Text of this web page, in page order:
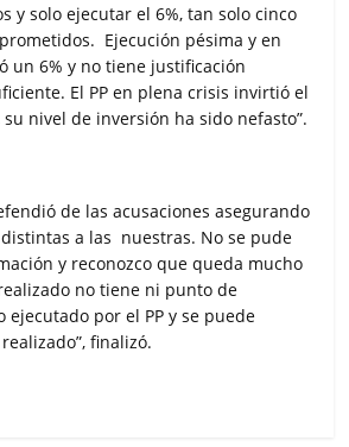
y solo ejecutar el 6%, tan solo cinco
Ejecución pésima y en
un 6% y no tiene justificación
El PP en plena crisis invirtió el
nivel de inversión ha sido nefasto”.
de las acusaciones asegurando
a las nuestras. No se pude
y reconozco que queda mucho
no tiene ni punto de
ejecutado por el PP y se puede
finalizó.